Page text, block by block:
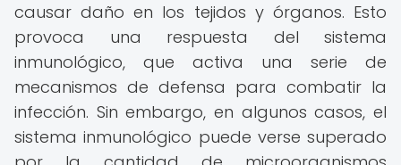
causar daño en los tejidos y órganos. Esto
provoca una respuesta del sistema
inmunológico, que activa una serie de
mecanismos de defensa para combatir la
infección. Sin embargo, en algunos casos, el
sistema inmunológico puede verse superado